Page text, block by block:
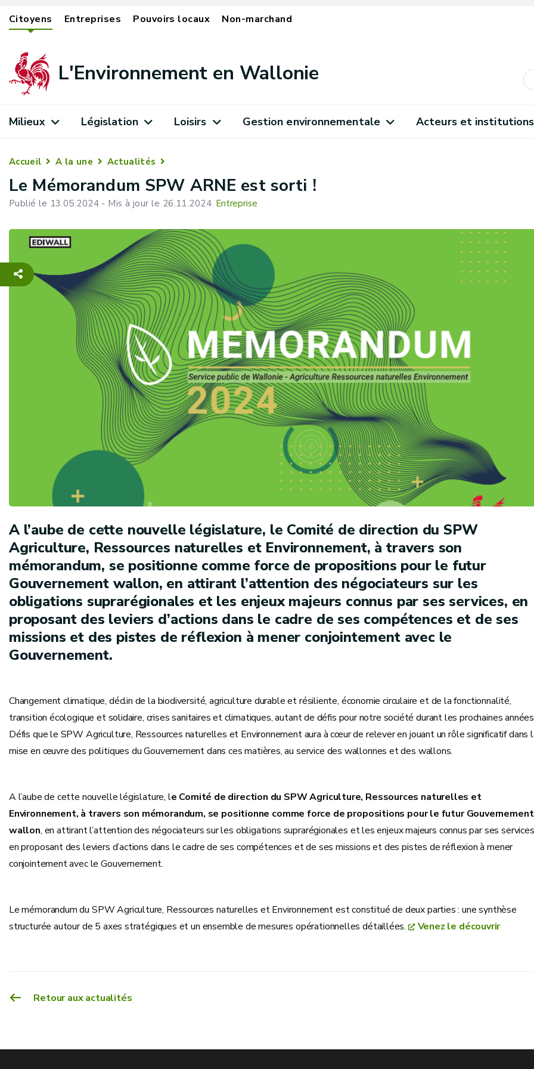
Citoyens Entreprises Pouvoirs locaux Non-marchand
L'Environnement en Wallonie
Milieux Législation Loisirs Gestion environnementale Acteurs et institutions
Accueil A la une Actualités
Le Mémorandum SPW ARNE est sorti !
Publié le 13.05.2024 - Mis à jour le 26.11.2024 Entreprise
A l’aube de cette nouvelle législature, le Comité de direction du SPW
Agriculture, Ressources naturelles et Environnement, à travers son
mémorandum, se positionne comme force de propositions pour le futur
Gouvernement wallon, en attirant l’attention des négociateurs sur les
obligations suprarégionales et les enjeux majeurs connus par ses services, en
proposant des leviers d’actions dans le cadre de ses compétences et de ses
missions et des pistes de réflexion à mener conjointement avec le
Gouvernement.
Changement climatique, déclin de la biodiversité, agriculture durable et résiliente, économie circulaire et de la fonctionnalité,
transition écologique et solidaire, crises sanitaires et climatiques, autant de défis pour notre société durant les prochaines
Défis que le SPW Agriculture, Ressources naturelles et Environnement aura à cœur de relever en jouant un rôle significatif dans
mise en œuvre des politiques du Gouvernement dans ces matières, au service des wallonnes et des wallons.
A l’aube de cette nouvelle législature, le Comité de direction du SPW Agriculture, Ressources naturelles et
Environnement, à travers son mémorandum, se positionne comme force de propositions pour le futur Gouvernement
wallon, en attirant l’attention des négociateurs sur les obligations suprarégionales et les enjeux majeurs connus par ses
en proposant des leviers d’actions dans le cadre de ses compétences et de ses missions et des pistes de réflexion à mener
conjointement avec le Gouvernement.
Le mémorandum du SPW Agriculture, Ressources naturelles et Environnement est constitué de deux parties : une synthèse
structurée autour de 5 axes stratégiques et un ensemble de mesures opérationnelles détaillées.
Venez le découvrir
Retour aux actualités